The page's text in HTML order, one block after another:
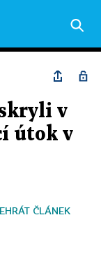
v
útok v
ČLÁNEK